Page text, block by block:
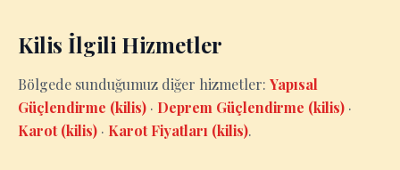
Kilis İlgili Hizmetler
Bölgede sunduğumuz diğer hizmetler: Yapısal
Güçlendirme (kilis) · Deprem Güçlendirme (kilis) ·
Karot (kilis) · Karot Fiyatları (kilis).